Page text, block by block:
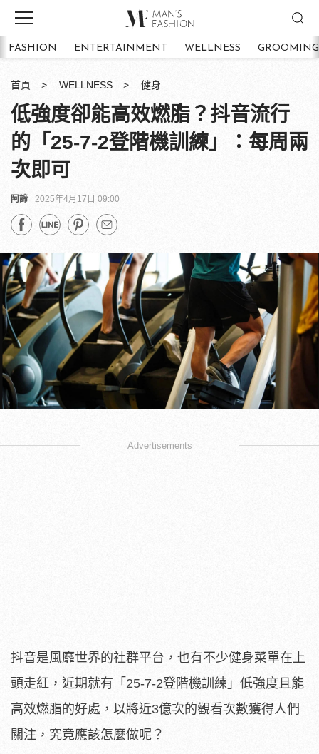
FASHION ENTERTAINMENT WELLNESS GROOMING
首頁 WELLNESS 健身
低強度卻能高效燃脂？抖音流行
的「25-7-2登階機訓練」：每周兩
次即可
阿諦 2025年4月17日 09:00
Advertisements
抖音是風靡世界的社群平台，也有不少健身菜單在上
頭走紅，近期就有「25-7-2登階機訓練」低強度且能
高效燃脂的好處，以將近3億次的觀看次數獲得人們
關注，究竟應該怎麼做呢？